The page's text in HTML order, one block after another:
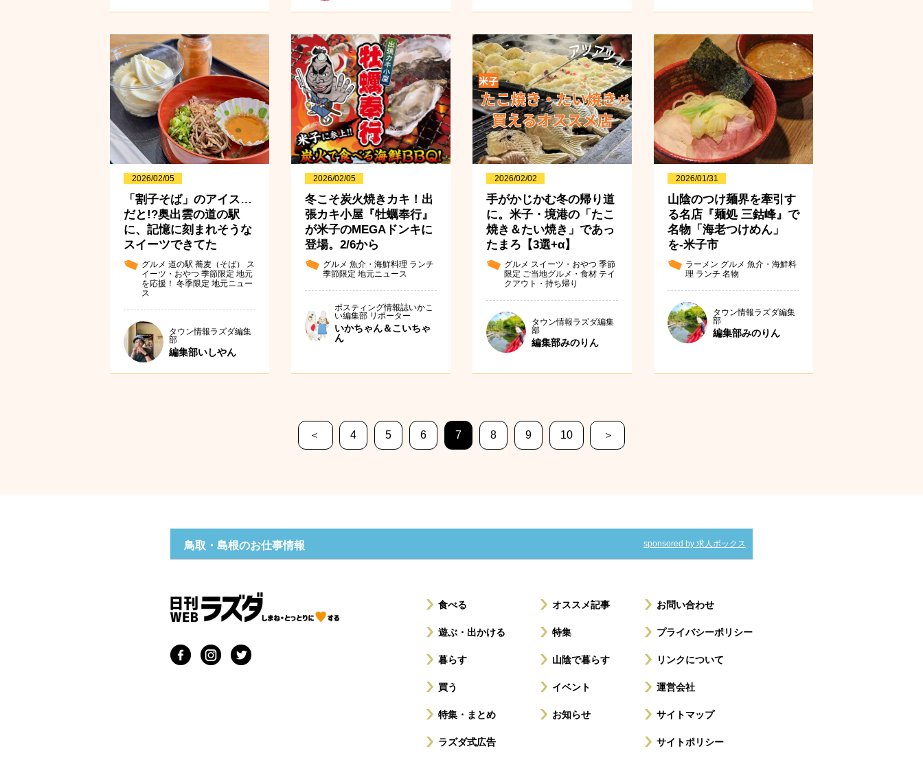
2026/02/05
「割子そば」のアイス…
だと!?奥出雲の道の駅
に、記憶に刻まれそうな
スイーツできてた
グルメ 道の駅 蕎麦（そば） ス
イーツ・おやつ 季節限定 地元
を応援！ 冬季限定 地元ニュー
ス
タウン情報ラズダ編集
部
編集部いしやん
2026/02/05
冬こそ炭火焼きカキ！出
張カキ小屋『牡蠣奉行』
が米子のMEGAドンキに
登場。2/6から
グルメ 魚介・海鮮料理 ランチ
季節限定 地元ニュース
ポスティング情報誌いかこ
い編集部 リポーター
いかちゃん＆こいちゃ
ん
2026/02/02
手がかじかむ冬の帰り道
に。米子・境港の「たこ
焼き＆たい焼き」であっ
たまろ【3選+α】
グルメ スイーツ・おやつ 季節
限定 ご当地グルメ・食材 テイ
クアウト・持ち帰り
タウン情報ラズダ編集
部
編集部みのりん
2026/01/31
山陰のつけ麺界を牽引す
る名店『麺処 三鈷峰』で
名物「海老つけめん」
を-米子市
ラーメン グルメ 魚介・海鮮料
理 ランチ 名物
タウン情報ラズダ編集
部
編集部みのりん
4 5 6 7 8 9 10
＜ ＞
鳥取・島根のお仕事情報 sponsored by 求人ボックス
食べる
遊ぶ・出かける
暮らす
買う
特集・まとめ
ラズダ式広告
オススメ記事
特集
山陰で暮らす
イベント
お知らせ
お問い合わせ
プライバシーポリシー
リンクについて
運営会社
サイトマップ
サイトポリシー